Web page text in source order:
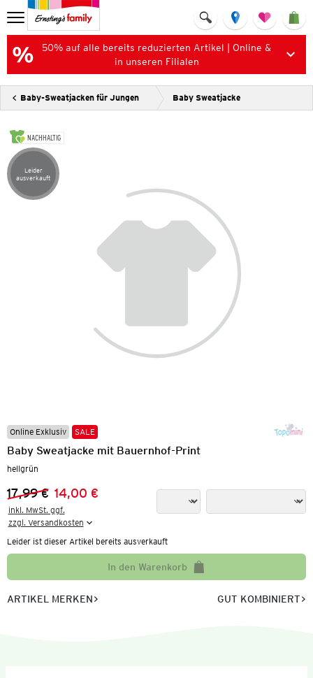
50% auf alle bereits reduzierten Artikel | Online &
in unseren Filialen
Baby-Sweatjacken für Jungen Baby Sweatjacke
NACHHALTIG
Artikel leider ausverkauft
Leider
ausverkauft
Online Exklusiv SALE
Baby Sweatjacke mit Bauernhof-Print
hellgrün
Vorheriger Preis:
17,99 €
Neuer Preis:
14,00 €
inkl. MwSt. ggf.
zzgl. Versandkosten
Leider ist dieser Artikel bereits ausverkauft
In den Warenkorb
ARTIKEL MERKEN GUT KOMBINIERT